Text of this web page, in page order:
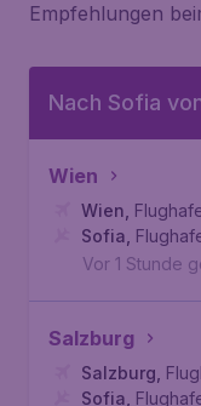
Empfehlungen
Nach Sofia
Wien
Wien
Sofia
Vor 1 Stunde
Salzburg
Salzburg
Sofia